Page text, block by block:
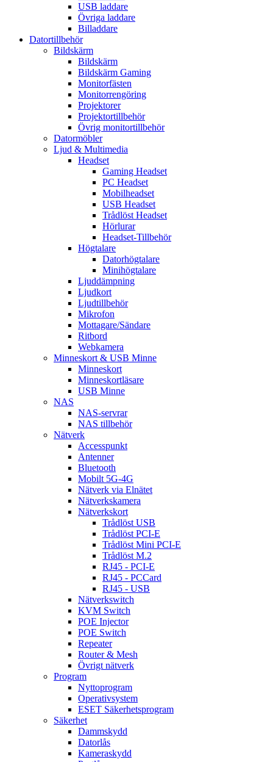
USB laddare
Övriga laddare
Billaddare
Datortillbehör
Bildskärm
Bildskärm
Bildskärm Gaming
Monitorfästen
Monitorrengöring
Projektorer
Projektortillbehör
Övrig monitortillbehör
Datormöbler
Ljud & Multimedia
Headset
Gaming Headset
PC Headset
Mobilheadset
USB Headset
Trådlöst Headset
Hörlurar
Headset-Tillbehör
Högtalare
Datorhögtalare
Minihögtalare
Ljuddämpning
Ljudkort
Ljudtillbehör
Mikrofon
Mottagare/Sändare
Ritbord
Webkamera
Minneskort & USB Minne
Minneskort
Minneskortläsare
USB Minne
NAS
NAS-servrar
NAS tillbehör
Nätverk
Accesspunkt
Antenner
Bluetooth
Mobilt 5G-4G
Nätverk via Elnätet
Nätverkskamera
Nätverkskort
Trådlöst USB
Trådlöst PCI-E
Trådlöst Mini PCI-E
Trådlöst M.2
RJ45 - PCI-E
RJ45 - PCCard
RJ45 - USB
Nätverkswitch
KVM Switch
POE Injector
POE Switch
Repeater
Router & Mesh
Övrigt nätverk
Program
Nyttoprogram
Operativsystem
ESET Säkerhetsprogram
Säkerhet
Dammskydd
Datorlås
Kameraskydd